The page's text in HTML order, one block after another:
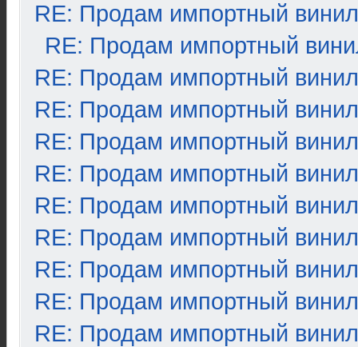
RE: Продам импортный винил
RE: Продам импортный
RE: Продам импортный винил
RE: Продам импортный винил
RE: Продам импортный винил
RE: Продам импортный винил
RE: Продам импортный винил
RE: Продам импортный винил
RE: Продам импортный винил
RE: Продам импортный винил
RE: Продам импортный винил